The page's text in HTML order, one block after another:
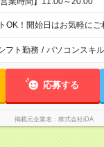
OK！開始日はお気軽にご
フト勤務 / パソコンスキ
応募する
掲載元企業名 株式会社iDA